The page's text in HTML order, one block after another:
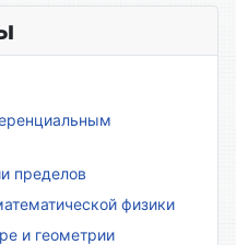
пределов
физики
и геометрии